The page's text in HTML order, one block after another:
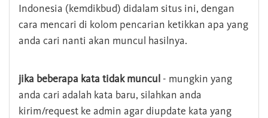
Indonesia (kemdikbud) didalam situs ini, dengan
cara mencari di kolom pencarian ketikkan apa yang
anda cari nanti akan muncul hasilnya.
jika beberapa kata tidak muncul - mungkin yang
anda cari adalah kata baru, silahkan anda
kirim/request ke admin agar diupdate kata yang